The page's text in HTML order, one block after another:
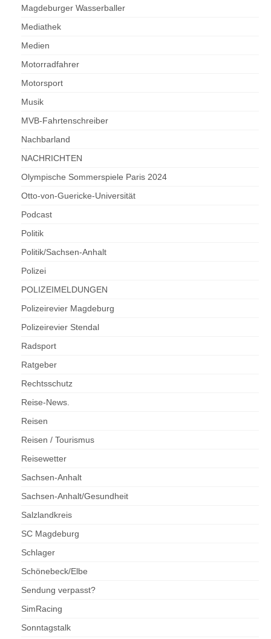
Magdeburger Wasserballer
Mediathek
Medien
Motorradfahrer
Motorsport
Musik
MVB-Fahrtenschreiber
Nachbarland
NACHRICHTEN
Olympische Sommerspiele Paris 2024
Otto-von-Guericke-Universität
Podcast
Politik
Politik/Sachsen-Anhalt
Polizei
POLIZEIMELDUNGEN
Polizeirevier Magdeburg
Polizeirevier Stendal
Radsport
Ratgeber
Rechtsschutz
Reise-News.
Reisen
Reisen / Tourismus
Reisewetter
Sachsen-Anhalt
Sachsen-Anhalt/Gesundheit
Salzlandkreis
SC Magdeburg
Schlager
Schönebeck/Elbe
Sendung verpasst?
SimRacing
Sonntagstalk